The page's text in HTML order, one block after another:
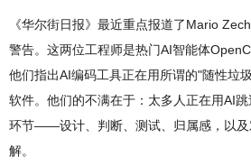
《华尔街日报》最近重点报道了Mario
警告。这两位工程师是热门AI智能体
他们指出AI编码工具正在用所谓的"随性垃
软件。他们的不满在于：太多人正在用AI
环节——设计、判断、测试、归属感，以及
解。